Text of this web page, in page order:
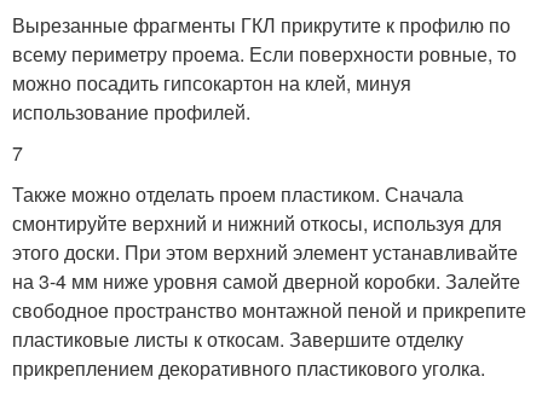
Вырезанные фрагменты ГКЛ прикрутите к профилю по
всему периметру проема. Если поверхности ровные, то
можно посадить гипсокартон на клей, минуя
использование профилей.
7
Также можно отделать проем пластиком. Сначала
смонтируйте верхний и нижний откосы, используя для
этого доски. При этом верхний элемент устанавливайте
на 3-4 мм ниже уровня самой дверной коробки. Залейте
свободное пространство монтажной пеной и прикрепите
пластиковые листы к откосам. Завершите отделку
прикреплением декоративного пластикового уголка.